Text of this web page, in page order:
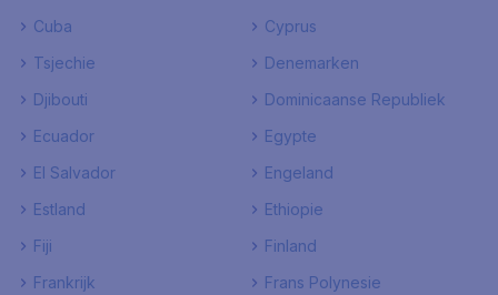
Cuba
Cyprus
Tsjechie
Denemarken
Djibouti
Dominicaanse Republiek
Ecuador
Egypte
El Salvador
Engeland
Estland
Ethiopie
Fiji
Finland
Frankrijk
Frans Polynesie